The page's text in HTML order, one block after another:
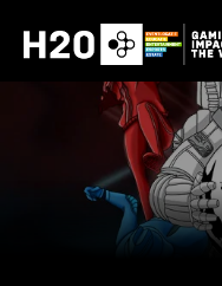
Inhalt